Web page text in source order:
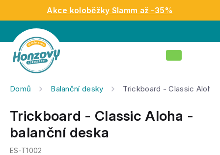
obsah
Akce koloběžky Slamm až -35%
Nákupní
Domů Balanční desky Trickboard - Classic Aloha
Trickboard - Classic Aloha -
balanční deska
ES-T1002